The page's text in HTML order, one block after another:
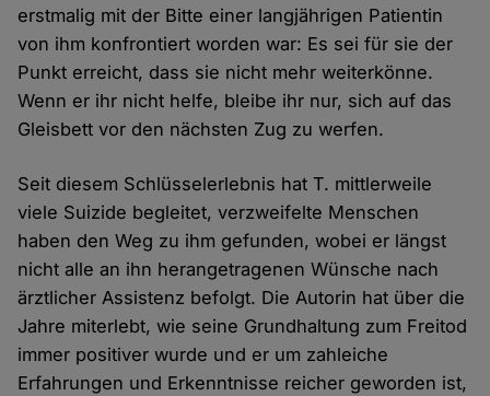
erstmalig mit der Bitte einer langjährigen Patientin
von ihm konfrontiert worden war: Es sei für sie der
Punkt erreicht, dass sie nicht mehr weiterkönne.
Wenn er ihr nicht helfe, bleibe ihr nur, sich auf das
Gleisbett vor den nächsten Zug zu werfen.
Seit diesem Schlüsselerlebnis hat T. mittlerweile
viele Suizide begleitet, verzweifelte Menschen
haben den Weg zu ihm gefunden, wobei er längst
nicht alle an ihn herangetragenen Wünsche nach
ärztlicher Assistenz befolgt. Die Autorin hat über die
Jahre miterlebt, wie seine Grundhaltung zum Freitod
immer positiver wurde und er um zahleiche
Erfahrungen und Erkenntnisse reicher geworden ist,